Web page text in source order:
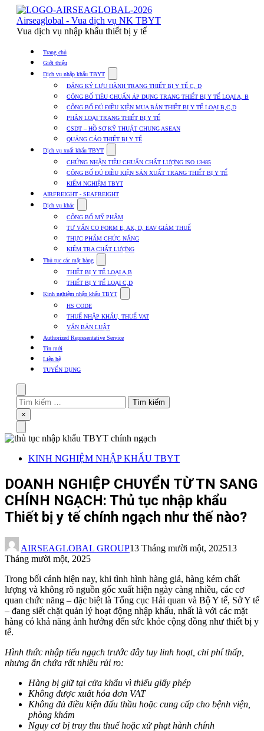
Skip
content
Airseaglobal - Vua dịch vụ NK TBYT
Vua dịch vụ nhập khẩu thiết bị y tế
Trang chủ
Giới thiệu
Dịch vụ nhập khẩu TBYT
submenu
for
Dịch
vụ
nhập
khẩu
TBYT
ĐĂNG KÝ LƯU HÀNH TRANG THIẾT BỊ Y TẾ C, D
CÔNG BỐ TIÊU CHUẨN ÁP DỤNG TRANG THIẾT BỊ Y TẾ LOẠI A, B
CÔNG BỐ ĐỦ ĐIỀU KIỆN MUA BÁN THIẾT BỊ Y TẾ LOẠI B,C,D
PHÂN LOẠI TRANG THIẾT BỊ Y TẾ
CSDT – HỒ SƠ KỸ THUẬT CHUNG ASEAN
QUẢNG CÁO THIẾT BỊ Y TẾ
Dịch vụ xuất khẩu TBYT
submenu
for
Dịch
vụ
xuất
TBYT
CHỨNG NHẬN TIÊU CHUẨN CHẤT LƯỢNG ISO 13485
CÔNG BỐ ĐỦ ĐIỀU KIỆN SẢN XUẤT TRANG THIẾT BỊ Y TẾ
KIỂM NGHIỆM TBYT
AIRFREIGHT - SEAFREIGHT
Dịch vụ khác
submenu
for
Dịch
vụ
khác
CÔNG BỐ MỸ PHẨM
TƯ VẤN CO FORM E, AK, D, EAV GIẢM THUẾ
THỰC PHẨM CHỨC NĂNG
KIỂM TRA CHẤT LƯỢNG
Thủ tục các mặt hàng
submenu
for
Thủ
tục
mặt
hàng
THIẾT BỊ Y TẾ LOẠI A,B
THIẾT BỊ Y TẾ LOẠI C,D
Kinh nghiệm nhập khẩu TBYT
submenu
Kinh
HS CODE
THUẾ NHẬP KHẨU, THUẾ VAT
VĂN BẢN LUẬT
Authorized Representative Service
Tin mới
Liên hệ
TUYỂN DỤNG
Tìm
kiếm
cho:
Close
×
KINH NGHIỆM NHẬP KHẨU TBYT
DOANH NGHIỆP CHUYỂN TỪ TN SANG
CHÍNH NGẠCH: Thủ tục nhập khẩu
Thiết bị y tế chính ngạch như thế nào?
AIRSEAGLOBAL GROUP13 Tháng mười một, 202513
Tháng mười một, 2025
Trong bối cảnh hiện nay, khi tình hình hàng giả, hàng kém chất
lượng và không rõ nguồn gốc xuất hiện ngày càng nhiều, các cơ
quan chức năng – đặc biệt là Tổng cục Hải quan và Bộ Y tế, Sở Y tế
– đang siết chặt quản lý hoạt động nhập khẩu, nhất là với các mặt
hàng có khả năng ảnh hưởng đến sức khỏe cộng đồng như thiết bị y
tế.
Hình thức nhập tiểu ngạch trước đây tuy linh hoạt, chi phí thấp,
nhưng ẩn chứa rất nhiều rủi ro:
Hàng bị giữ tại cửa khẩu vì thiếu giấy phép
Không được xuất hóa đơn VAT
Không đủ điều kiện đấu thầu hoặc cung cấp cho bệnh viện,
phòng khám
Nguy cơ bị truy thu thuế hoặc xử phạt hành chính